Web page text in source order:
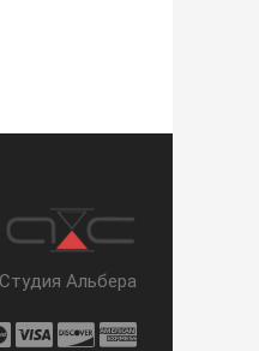
Студия Альбера